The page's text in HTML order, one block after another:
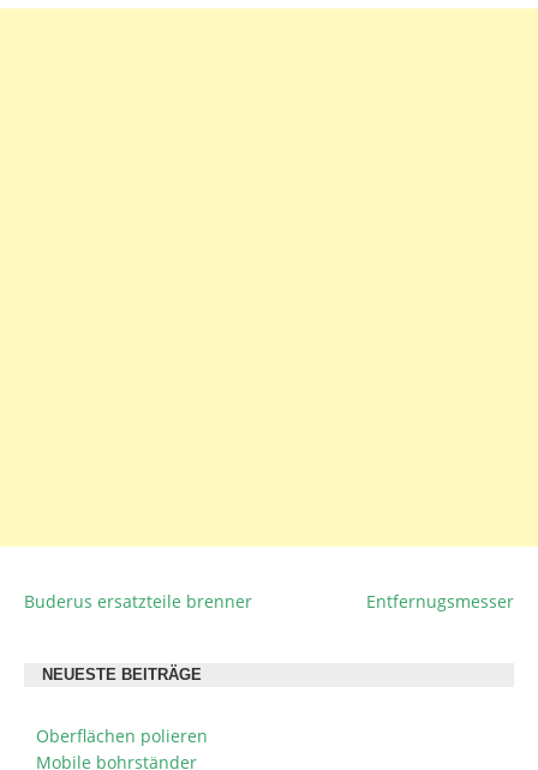
BEITRAGSNAVIGATION
Buderus ersatzteile brenner Entfernugsmesser
NEUESTE BEITRÄGE
Oberflächen polieren
Mobile bohrständer